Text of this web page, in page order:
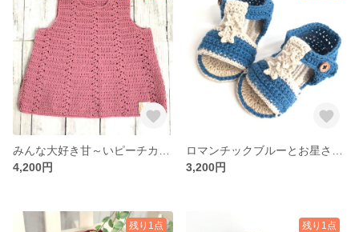
4,200円
3,200円
残り1点 残り1点